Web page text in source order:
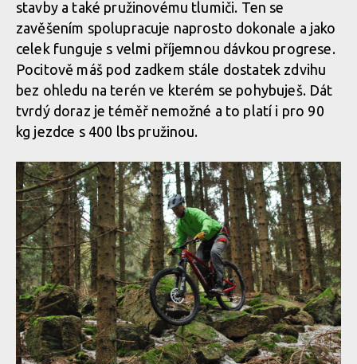
stavby a také pružinovému tlumiči. Ten se
zavěšením spolupracuje naprosto dokonale a jako
celek funguje s velmi příjemnou dávkou progrese.
Pocitově máš pod zadkem stále dostatek zdvihu
bez ohledu na terén ve kterém se pohybuješ. Dát
tvrdý doraz je téměř nemožné a to platí i pro 90
kg jezdce s 400 lbs pružinou.